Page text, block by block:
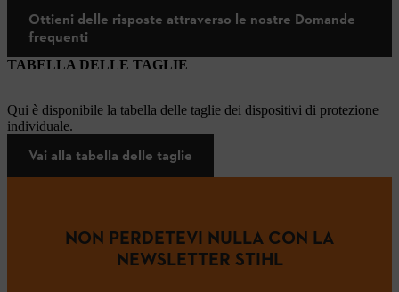
Ottieni delle risposte attraverso le nostre Domande
frequenti
TABELLA DELLE TAGLIE
Qui è disponibile la tabella delle taglie dei dispositivi di protezione
individuale.
Vai alla tabella delle taglie
NON PERDETEVI NULLA CON LA
NEWSLETTER STIHL